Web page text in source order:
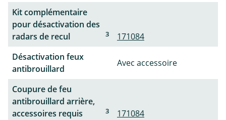
Kit complémentaire
pour désactivation des
radars de recul
3
171084
Désactivation feux
antibrouillard
Avec accessoire
Coupure de feu
antibrouillard arrière,
accessoires requis
3
171084